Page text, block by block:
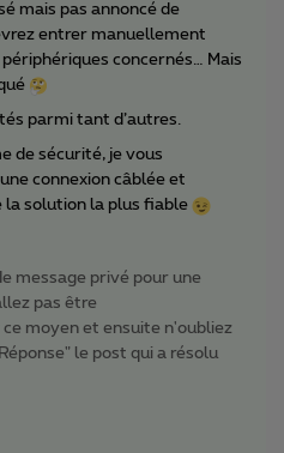
mais pas annoncé de
entrer manuellement
concernés… Mais
parmi tant d’autres.
de sécurité, je vous
connexion câblée et
la solution la plus fiable
message privé pour une
pas être
moyen et ensuite n'oubliez
le post qui a résolu